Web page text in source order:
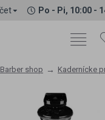
Po - Pi, 10:00 -
shop Kadernícke